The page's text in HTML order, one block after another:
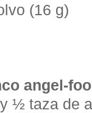
(16 g)
angel-
½ taza de